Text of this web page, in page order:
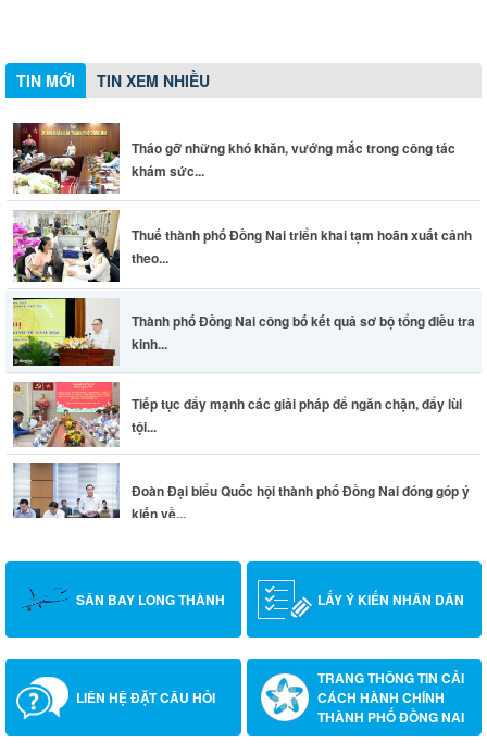
TIN MỚI TIN XEM NHIỀU
Tháo gỡ những khó khăn, vướng mắc trong công tác
khám sức...
Thuế thành phố Đồng Nai triển khai tạm hoãn xuất cảnh
theo...
Thành phố Đồng Nai công bố kết quả sơ bộ tổng điều tra
kinh...
Tiếp tục đẩy mạnh các giải pháp để ngăn chặn, đẩy lùi
tội...
Đoàn Đại biểu Quốc hội thành phố Đồng Nai đóng góp ý
kiến về...
SÂN BAY LONG THÀNH LẤY Ý KIẾN NHÂN DÂN
LIÊN HỆ ĐẶT CÂU HỎI
TRANG THÔNG TIN CẢI
CÁCH HÀNH CHÍNH
THÀNH PHỐ ĐỒNG NAI